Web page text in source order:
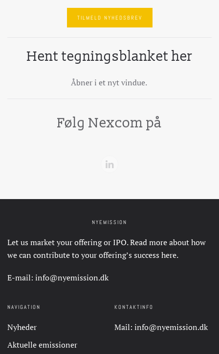
TILMELD NYHEDSBREV
Hent tegningsblanket her
Åbner i et nyt vindue.
Følg Nexcom på
www.nexcom.dk
NYEMISSION
Let us market your offering or IPO. Read more about how
we can contribute to your offering’s success here.
E-mail: info@nyemission.dk
NAVIGATION
Nyheder
Aktuelle emissioner
KONTAKTINFO
Mail: info@nyemission.dk